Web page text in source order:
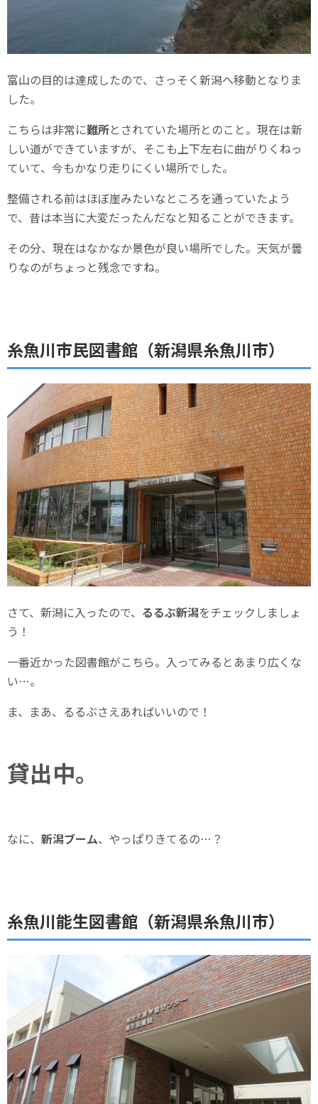
富山の目的は達成したので、さっそく新潟へ移動となりま
した。
こちらは非常に難所とされていた場所とのこと。現在は新
しい道ができていますが、そこも上下左右に曲がりくねっ
ていて、今もかなり走りにくい場所でした。
整備される前はほぼ崖みたいなところを通っていたよう
で、昔は本当に大変だったんだなと知ることができます。
その分、現在はなかなか景色が良い場所でした。天気が曇
りなのがちょっと残念ですね。
糸魚川市民図書館（新潟県糸魚川市）
さて、新潟に入ったので、 るるぶ新潟をチェックしましょ
う！
一番近かった図書館がこちら。入ってみるとあまり広くな
い…。
ま、まあ、るるぶさえあればいいので！
貸出中。
なに、 新潟ブーム、やっぱりきてるの…？
糸魚川能生図書館（新潟県糸魚川市）